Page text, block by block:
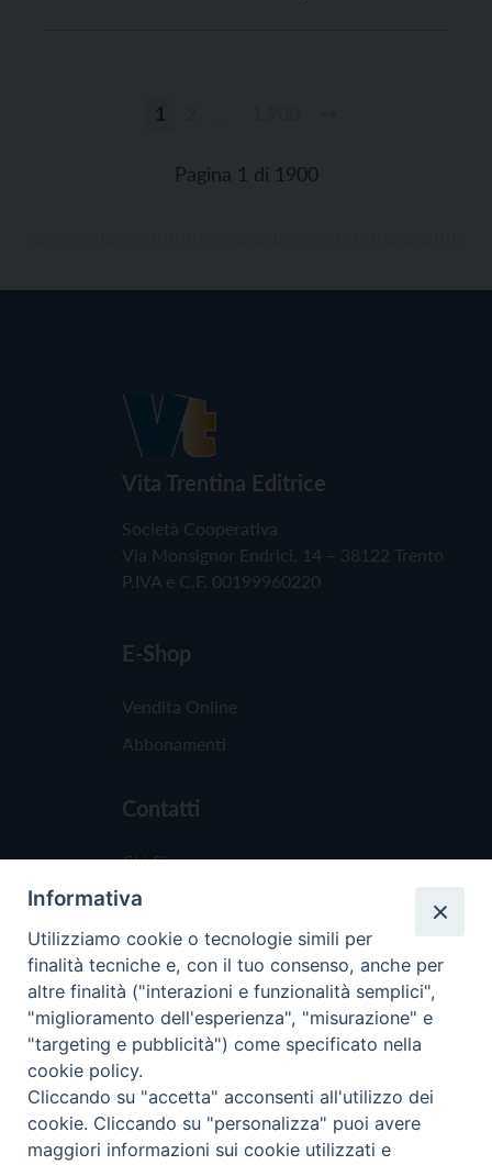
articoli
1
Pagina 1 di 1900
Vita Trentina Editrice
Società Cooperativa
Via Monsignor Endrici, 14 – 38122 Trento
P.IVA e C.F. 00199960220
E-Shop
Vendita Online
Abbonamenti
Contatti
Chi Siamo
Redazione
Scrivici
Copyright © 2019 - Tutti i diritti riservati - Vita
Trentina Editrice
Privacy Policy
Informativa
Utilizziamo cookie o tecnologie simili per
finalità tecniche e, con il tuo consenso, anche per
altre finalità ("interazioni e funzionalità semplici",
"miglioramento dell'esperienza", "misurazione" e
"targeting e pubblicità") come specificato nella
cookie policy.
Cliccando su "accetta" acconsenti all'utilizzo dei
cookie. Cliccando su "personalizza" puoi avere
maggiori informazioni sui cookie utilizzati e